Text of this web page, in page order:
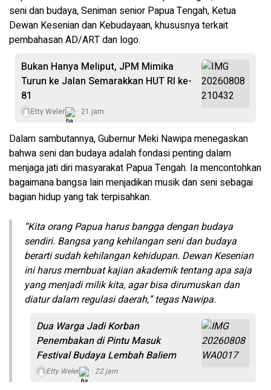
seni dan budaya, Seniman senior Papua Tengah, Ketua
Dewan Kesenian dan Kebudayaan, khususnya terkait
pembahasan AD/ART dan logo.
Bukan Hanya Meliput, JPM Mimika
Turun ke Jalan Semarakkan HUT RI ke-
81
Etty Weler 21 jam
Dalam sambutannya, Gubernur Meki Nawipa menegaskan
bahwa seni dan budaya adalah fondasi penting dalam
menjaga jati diri masyarakat Papua Tengah. Ia mencontohkan
bagaimana bangsa lain menjadikan musik dan seni sebagai
bagian hidup yang tak terpisahkan.
“Kita orang Papua harus bangga dengan budaya
sendiri. Bangsa yang kehilangan seni dan budaya
berarti sudah kehilangan kehidupan. Dewan Kesenian
ini harus membuat kajian akademik tentang apa saja
yang menjadi milik kita, agar bisa dirumuskan dan
diatur dalam regulasi daerah,” tegas Nawipa.
Dua Warga Jadi Korban
Penembakan di Pintu Masuk
Festival Budaya Lembah Baliem
Etty Weler 22 jam